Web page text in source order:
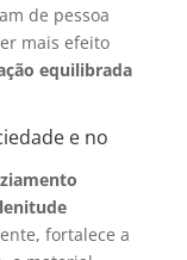
de pessoa
mais efeito
equilibrada
e no
fortalece a